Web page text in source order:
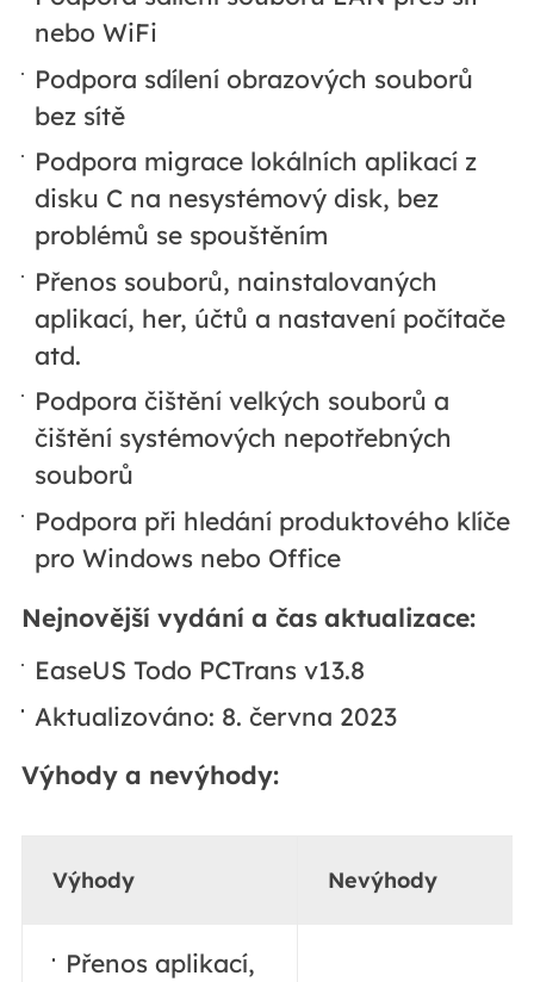
nebo WiFi
Podpora sdílení obrazových souborů
bez sítě
Podpora migrace lokálních aplikací z
disku C na nesystémový disk, bez
problémů se spouštěním
Přenos souborů, nainstalovaných
aplikací, her, účtů a nastavení počítače
atd.
Podpora čištění velkých souborů a
čištění systémových nepotřebných
souborů
Podpora při hledání produktového klíče
pro Windows nebo Office
Nejnovější vydání a čas aktualizace:
EaseUS Todo PCTrans v13.8
Aktualizováno: 8. června 2023
Výhody a nevýhody:
Výhody Nevýhody
Přenos aplikací,